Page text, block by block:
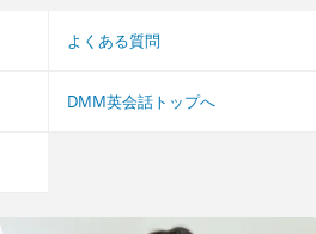
よくある質問
DMM英会話トップへ